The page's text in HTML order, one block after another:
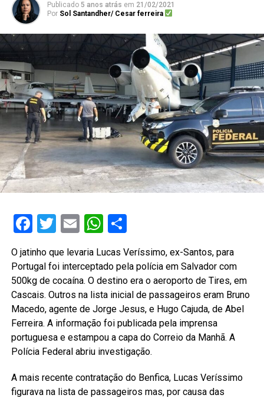
Publicado 5 anos atrás em 21/02/2021
Por Sol Santandher/ Cesar ferreira
Facebook
Twitter
EmailWhatsApp
Share
O jatinho que levaria Lucas Veríssimo, ex-Santos, para
Portugal foi interceptado pela polícia em Salvador com
500kg de cocaína. O destino era o aeroporto de Tires, em
Cascais. Outros na lista inicial de passageiros eram Bruno
Macedo, agente de Jorge Jesus, e Hugo Cajuda, de Abel
Ferreira. A informação foi publicada pela imprensa
portuguesa e estampou a capa do Correio da Manhã. A
Polícia Federal abriu investigação.
A mais recente contratação do Benfica, Lucas Veríssimo
figurava na lista de passageiros mas, por causa das